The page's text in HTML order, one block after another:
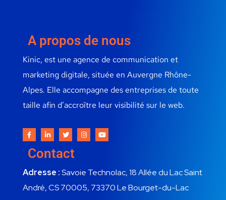
A propos de nous
Kinic, est une agence de communication et
marketing digitale, située en Auvergne Rhône-
Alpes. Elle accompagne des entreprises de toute
taille afin d’accroître leur visibilité sur le web.
Contact
Adresse :Savoie Technolac, 18 Allée du Lac Saint
André, CS 70005, 73370 Le Bourget-du-Lac